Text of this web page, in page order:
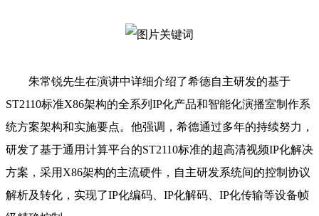
朱常锐先生在演讲中详细介绍了希德自主研发的基于
ST2110标准X86架构的全系列IP化产品和智能化演播室制作系
统方案架构和实施要点。他强调，希德通过多年的持续努力，
研发了基于通用计算平台的ST2110标准的超高清视频IP化解决
方案，采用X86架构的主流硬件，自主研发系统间的控制协议
解析及转化，实现了IP化编码、IP化解码、IP化传输等设备帧